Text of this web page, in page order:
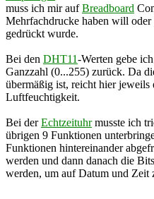
muss ich mir aufBreadboard
Mehrfachdrucke haben will oder
gedrückt wurde.
Bei den DHT11-Werten gebe
Ganzzahl (0...255) zurück. Da
übermäßig ist, reicht hier
Luftfeuchtigkeit.
Bei derEchtzeituhrmusste ich
übrigen 9 Funktionen
Funktionen hintereinander
werden und dann danach die
werden, um auf Datum und Zeit